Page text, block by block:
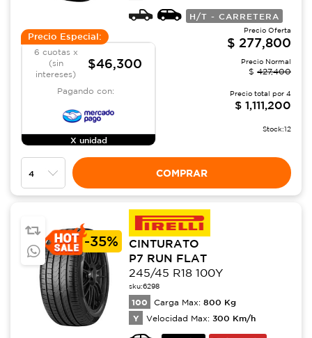
H/T - CARRETERA
Precio Especial:
6 cuotas x
(sin
intereses)
$46,300
Pagando con:
X unidad
Precio Oferta
$ 277,800
Precio Normal
$ 427,400
Precio total por 4
$ 1,111,200
Stock:12
COMPRAR
-35%
CINTURATO
P7 RUN FLAT
245/45 R18 100Y
sku:6298
100 Carga Max: 800 Kg
Y Velocidad Max: 300 Km/h